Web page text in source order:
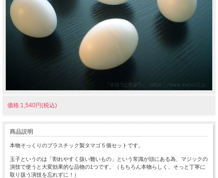
価格:1,540円(税込)
商品説明
本物そっくりのプラスチック製タマゴ５個セットです。
玉子というのは「割れやすく扱い難いもの」という常識が頭にある為、マジックの
演技で使うと大変効果的な品物の1つです。（もちろん本物らしく、そっと丁寧に
取り扱う演技を忘れずに！）